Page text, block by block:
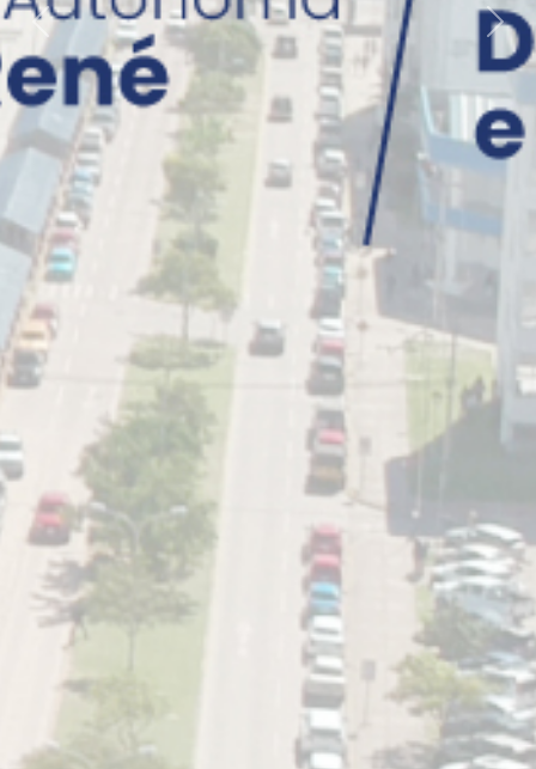
Previous Next